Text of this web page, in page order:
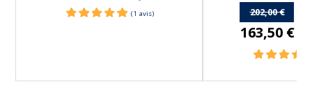
202,00 €
163,50 €